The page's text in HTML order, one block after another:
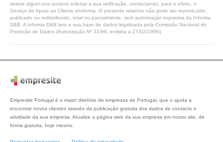
detete algum erro poderá solicitar a sua retificação, contactando, para o efeito, o
Serviço de Apoio ao Cliente eInforma. O presente relatório não pode ser reproduzido,
publicado ou redistribuído, total ou parcialmente, sem autorização expressa da Informa
D&B. A Informa D&B tem a sua base de dados legalizada pela Comissão Nacional de
Proteção de Dados (Autorização Nº 32/96, emitida a 27/02/1996).
Empresite Portugal é o maior diretório de empresas de Portugal, que o ajuda a
encontrar novos clientes através da publicação gratuita dos dados de contacto e
atividade da sua empresa. Atualize a página web da sua empresa em nosso site, de
forma gratuita, hoje mesmo.